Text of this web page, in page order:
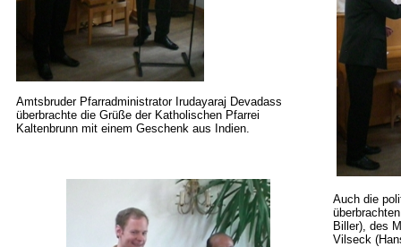
Amtsbruder Pfarradministrator Irudayaraj Devadass
überbrachte die Grüße der Katholischen Pfarrei
Kaltenbrunn mit einem Geschenk aus Indien.
Auch die
Biller), des
Vilseck (